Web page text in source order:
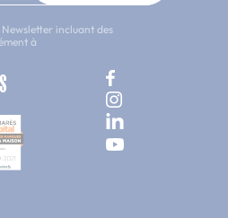
incluant des
à